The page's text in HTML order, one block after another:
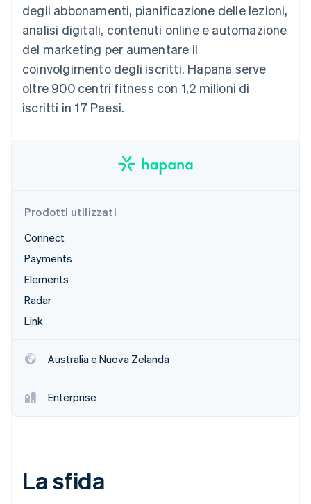
Scopri cosa ti aspetta
Radar
Prevenzione delle frodi
Atlas
Costituzione di start-up
Rimozione del carbonio
Scopri come Stripe sta costruendo l'infrastruttura
Ecosistema
Partner
Stripe App Marketplace
degli abbonamenti, pianificazione delle lezioni,
analisi digitali, contenuti online e automazione
del marketing per aumentare il
coinvolgimento degli iscritti. Hapana serve
oltre 900 centri fitness con 1,2 milioni di
iscritti in 17 Paesi.
Prodotti utilizzati
Connect
Payments
Elements
Radar
Link
Australia e Nuova Zelanda
Enterprise
La sfida